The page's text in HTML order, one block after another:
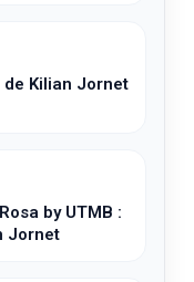
de Kilian Jornet
by UTMB :
Jornet